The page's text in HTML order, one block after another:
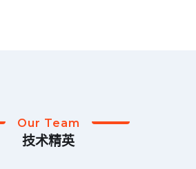
Our Team
技术精英